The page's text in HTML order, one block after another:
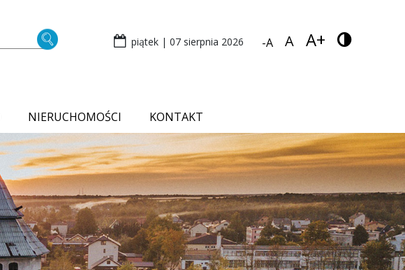
piątek | 07 sierpnia 2026 -A A A+
NIERUCHOMOŚCI KONTAKT